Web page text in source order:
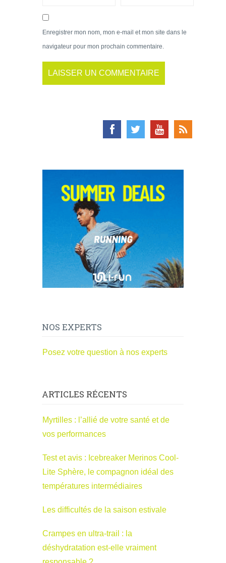
Enregistrer mon nom, mon e-mail et mon site dans le
navigateur pour mon prochain commentaire.
NOS EXPERTS
Posez votre question à nos experts
ARTICLES RÉCENTS
Myrtilles : l’allié de votre santé et de
vos performances
Test et avis : Icebreaker Merinos Cool-
Lite Sphère, le compagnon idéal des
températures intermédiaires
Les difficultés de la saison estivale
Crampes en ultra-trail : la
déshydratation est-elle vraiment